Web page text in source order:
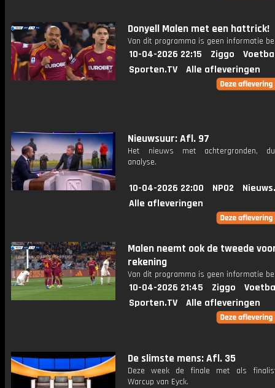
Donyell Malen met een hattrick!
Van dit programma is geen informatie
10-04-2026 22:15 Ziggo
Sporten.TV
Alle afleveringen
Nieuwsuur: Afl. 97
Het nieuws met achtergronden,
analyse.
10-04-2026 22:00 NPO2
Alle afleveringen
Malen neemt ook de tweede
rekening
Van dit programma is geen informatie
10-04-2026 21:45 Ziggo
Sporten.TV
Alle afleveringen
De slimste mens: Afl. 35
Deze week de finale met als
Warcup van Eyck.